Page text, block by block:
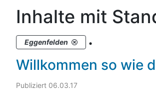
Inhalte mit
Eggenfelden .
Willkommen so wie
Publiziert 06.03.17